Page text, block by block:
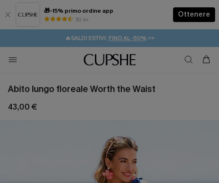
🎁-15% primo ordine app
50 k+
Ottenere
⚡️-15% SUGLI ESSENZIALI DA VACANZA | ACQUISTA
🔥SALDI ESTIVI: FINO AL -50%>>
🚚SPEDIZIONE GRATUITA DA 49€
💌REGALO PER I NUOVI: 20% DI SCONTO*
Abito lungo floreale Worth the Waist
43,00 €